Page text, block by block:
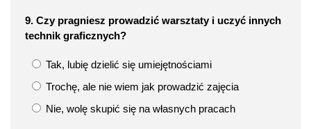
9. Czy pragniesz prowadzić warsztaty i uczyć innych
technik graficznych?
Tak, lubię dzielić się umiejętnościami
Trochę, ale nie wiem jak prowadzić zajęcia
Nie, wolę skupić się na własnych pracach